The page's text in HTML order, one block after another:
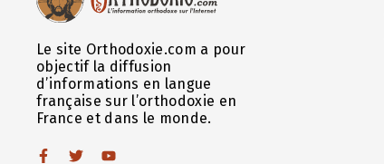
Le site Orthodoxie.com a pour
objectif la diffusion
d’informations en langue
française sur l’orthodoxie en
France et dans le monde.